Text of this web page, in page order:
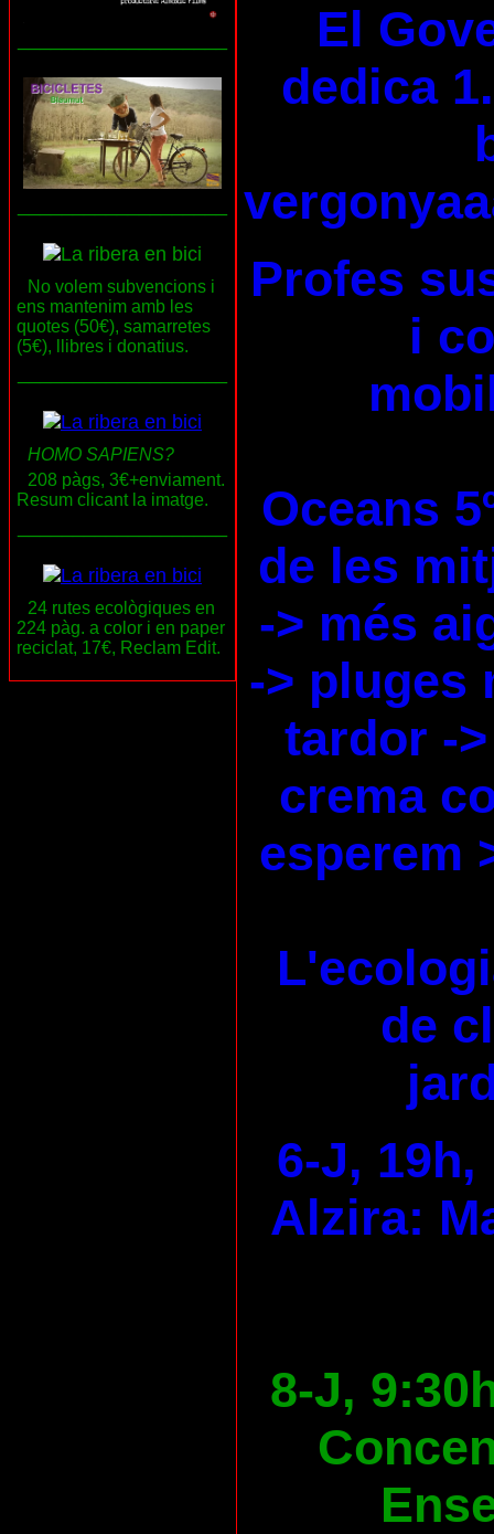
No volem subvencions i
ens mantenim amb les
quotes (50€), samarretes
(5€), llibres i donatius.
HOMO SAPIENS?
208 pàgs, 3€+enviament.
Resum clicant la imatge.
24 rutes ecològiques en
224 pàg. a color i en paper
reciclat, 17€, Reclam Edit.
El
dedica
Profes
i
Oceans
de les
-> més
-> pluges
tardor -
crema
esperem
de
6-J, 19h,
Alzira:
8-J,